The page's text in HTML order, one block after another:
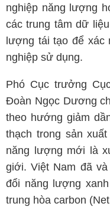
nghiệp năng lượng
các trung tâm dữ
lượng tái tạo để xác
nghiệp sử dụng.
Phó Cục trưởng
Đoàn Ngọc Dương
theo hướng giảm
thạch trong sản
năng lượng mới là
giới. Việt Nam đã
đổi năng lượng
trung hòa carbon